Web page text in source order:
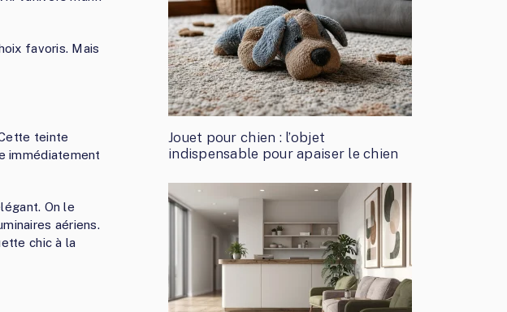
favoris. Mais
teinte
immédiatement
On le
aériens.
chic à la
Jouet pour chien : l’objet
indispensable pour apaiser le chien